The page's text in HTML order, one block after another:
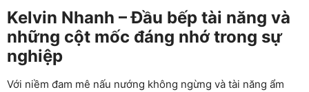
Kelvin Nhanh – Đầu bếp tài năng và
những cột mốc đáng nhớ trong sự
nghiệp
Với niềm đam mê nấu nướng không ngừng và tài năng ẩm